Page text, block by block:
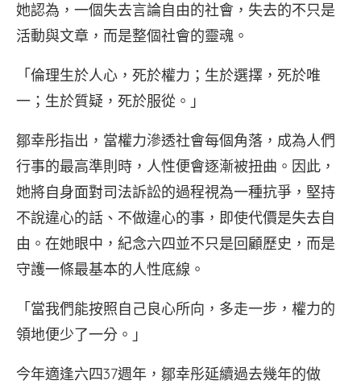
她認為，一個失去言論自由的社會，失去的不只是
活動與文章，而是整個社會的靈魂。
「倫理生於人心，死於權力；生於選擇，死於唯
一；生於質疑，死於服從。」
鄒幸彤指出，當權力滲透社會每個角落，成為人們
行事的最高準則時，人性便會逐漸被扭曲。因此，
她將自身面對司法訴訟的過程視為一種抗爭，堅持
不說違心的話、不做違心的事，即使代價是失去自
由。在她眼中，紀念六四並不只是回顧歷史，而是
守護一條最基本的人性底線。
「當我們能按照自己良心所向，多走一步，權力的
領地便少了一分。」
今年適逢六四37週年，鄒幸彤延續過去幾年的做